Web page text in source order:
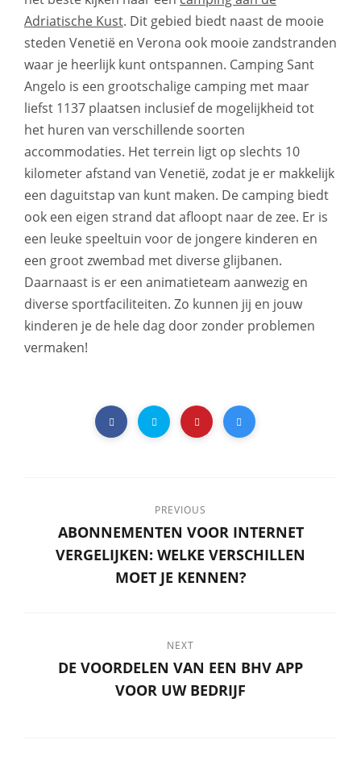
Adriatische Kust. Dit gebied biedt naast de mooie
steden Venetië en Verona ook mooie zandstranden
waar je heerlijk kunt ontspannen. Camping Sant
Angelo is een grootschalige camping met maar
liefst 1137 plaatsen inclusief de mogelijkheid tot
het huren van verschillende soorten
accommodaties. Het terrein ligt op slechts 10
kilometer afstand van Venetië, zodat je er makkelijk
een daguitstap van kunt maken. De camping biedt
ook een eigen strand dat afloopt naar de zee. Er is
een leuke speeltuin voor de jongere kinderen en
een groot zwembad met diverse glijbanen.
Daarnaast is er een animatieteam aanwezig en
diverse sportfaciliteiten. Zo kunnen jij en jouw
kinderen je de hele dag door zonder problemen
vermaken!
PREVIOUS
ABONNEMENTEN VOOR INTERNET
VERGELIJKEN: WELKE VERSCHILLEN
MOET JE KENNEN?
NEXT
DE VOORDELEN VAN EEN BHV APP
VOOR UW BEDRIJF